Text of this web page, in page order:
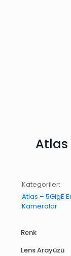
Atlas
Kategoriler:
Atlas – 5GigE
Kameralar
Renk
Lens Arayüzü